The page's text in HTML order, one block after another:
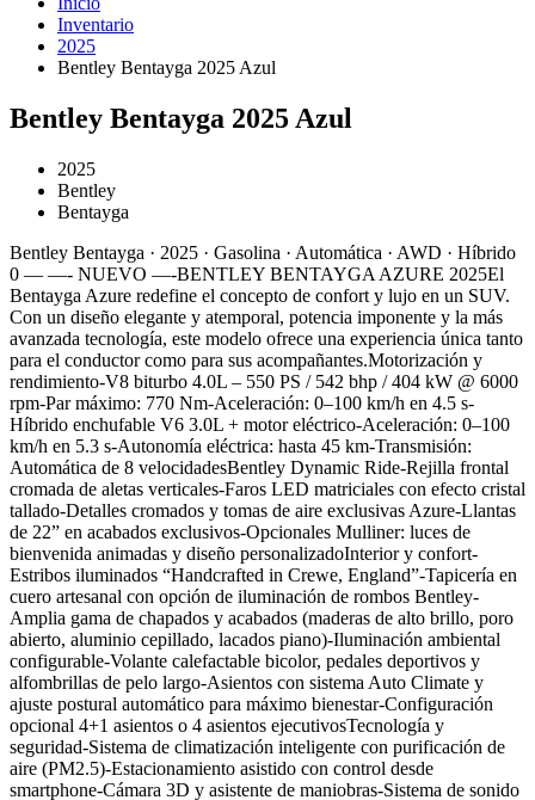
Inventario
2025
Bentley Bentayga 2025 Azul
Bentley Bentayga 2025 Azul
2025
Bentley
Bentayga
Bentley Bentayga · 2025 · Gasolina · Automática · AWD · Híbrido
0 — —- NUEVO —-BENTLEY BENTAYGA AZURE 2025El
Bentayga Azure redefine el concepto de confort y lujo en un SUV.
Con un diseño elegante y atemporal, potencia imponente y la más
avanzada tecnología, este modelo ofrece una experiencia única tanto
para el conductor como para sus acompañantes.Motorización y
rendimiento-V8 biturbo 4.0L – 550 PS / 542 bhp / 404 kW @ 6000
rpm-Par máximo: 770 Nm-Aceleración: 0–100 km/h en 4.5 s-
Híbrido enchufable V6 3.0L + motor eléctrico-Aceleración: 0–100
km/h en 5.3 s-Autonomía eléctrica: hasta 45 km-Transmisión:
Automática de 8 velocidadesBentley Dynamic Ride-Rejilla frontal
cromada de aletas verticales-Faros LED matriciales con efecto cristal
tallado-Detalles cromados y tomas de aire exclusivas Azure-Llantas
de 22” en acabados exclusivos-Opcionales Mulliner: luces de
bienvenida animadas y diseño personalizadoInterior y confort-
Estribos iluminados “Handcrafted in Crewe, England”-Tapicería en
cuero artesanal con opción de iluminación de rombos Bentley-
Amplia gama de chapados y acabados (maderas de alto brillo, poro
abierto, aluminio cepillado, lacados piano)-Iluminación ambiental
configurable-Volante calefactable bicolor, pedales deportivos y
alfombrillas de pelo largo-Asientos con sistema Auto Climate y
ajuste postural automático para máximo bienestar-Configuración
opcional 4+1 asientos o 4 asientos ejecutivosTecnología y
seguridad-Sistema de climatización inteligente con purificación de
aire (PM2.5)-Estacionamiento asistido con control desde
smartphone-Cámara 3D y asistente de maniobras-Sistema de sonido